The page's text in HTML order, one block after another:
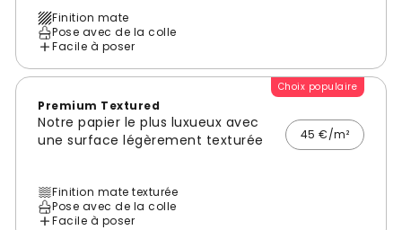
Finition mate
Pose avec de la colle
Facile à poser
Choix populaire
Premium Textured
Notre papier le plus luxueux avec
une surface légèrement texturée
45 €/m²
Finition mate texturée
Pose avec de la colle
Facile à poser